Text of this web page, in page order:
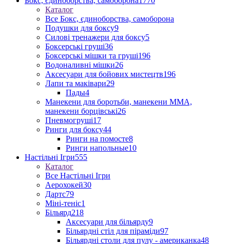
Каталог
Все Бокс, єдиноборства, самоборона
Подушки для боксу9
Силові тренажери для боксу5
Боксерські груші36
Боксерські мішки та груші196
Водоналивні мішки26
Аксесуари для бойових мистецтв196
Лапи та маківари29
Пады4
Манекени для боротьби, манекени ММА,
манекени борцівські26
Пневмогруші17
Ринги для боксу44
Ринги на помосте8
Ринги напольные10
Настільні Ігри555
Каталог
Все Настільні Ігри
Аерохокей30
Дартс79
Міні-теніс1
Більярд218
Аксесуари для більярду9
Більярдні стіл для піраміди97
Більярдні столи для пулу - американка48